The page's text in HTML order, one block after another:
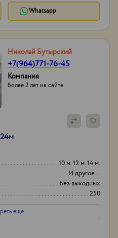
Whatsapp
Николай Бутырский
+7(964)771-76-45
Компания
более 2 лет на сайте
10 м. 12 м. 14 м.
И другое...
Без выходных
250
10
еще